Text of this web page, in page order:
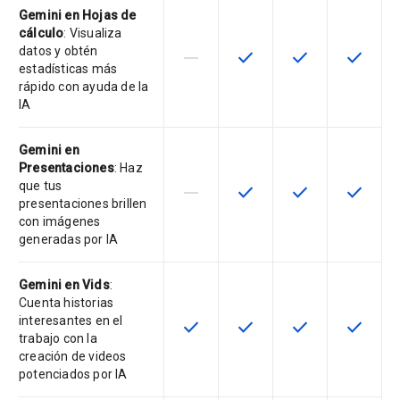
Gemini en Hojas de
cálculo: Visualiza
datos y obtén
estadísticas más
rápido con ayuda de la
IA
Esta función no está disponible en
horizontal_rule Esta función está
check Esta función
check Esta
check
Gemini en
Presentaciones: Haz
que tus
presentaciones brillen
con imágenes
generadas por IA
Esta función no está disponible en
horizontal_rule Esta función está
check Esta función
check Esta
check
Gemini en Vids:
Cuenta historias
interesantes en el
trabajo con la
creación de videos
potenciados por IA
Esta función está disponible en
check Esta función está
check Esta función
check Esta
check